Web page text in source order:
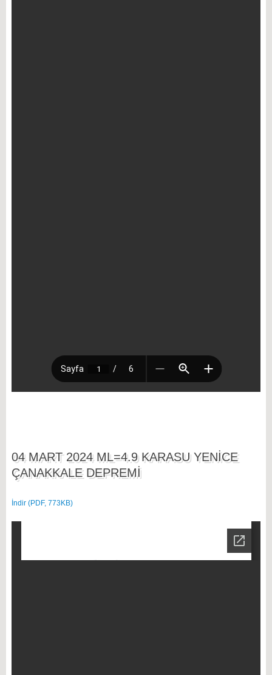
04 MART 2024 ML=4.9 KARASU YENİCE
ÇANAKKALE DEPREMİ
İndir (PDF, 773KB)